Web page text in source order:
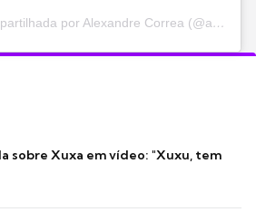
Uma publicação compartilhada por Alexandre Correa (@alexandrebellocorrea)
sobre Xuxa em vídeo: "Xuxu, tem